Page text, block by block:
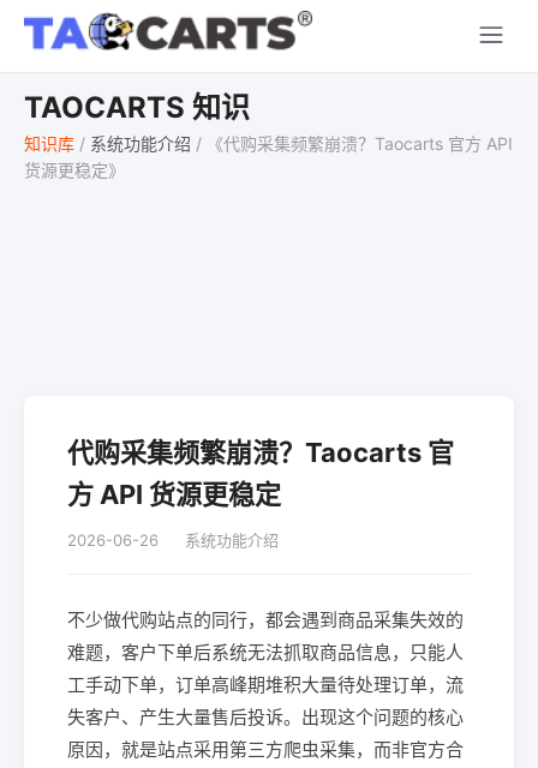
TAOCARTS 知识
知识库 / 系统功能介绍 /
《代购采集频繁崩溃？Taocarts 官方 API
货源更稳定》
代购采集频繁崩溃？Taocarts 官
方 API 货源更稳定
2026-06-26 系统功能介绍
不少做代购站点的同行，都会遇到商品采集失效的
难题，客户下单后系统无法抓取商品信息，只能人
工手动下单，订单高峰期堆积大量待处理订单，流
失客户、产生大量售后投诉。出现这个问题的核心
原因，就是站点采用第三方爬虫采集，而非官方合